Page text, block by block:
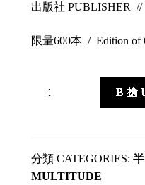
出版社 PUBLISHER //
限量600本 / Edition of
量
是
B 搶
CATEGORIES:
MULTITUDE